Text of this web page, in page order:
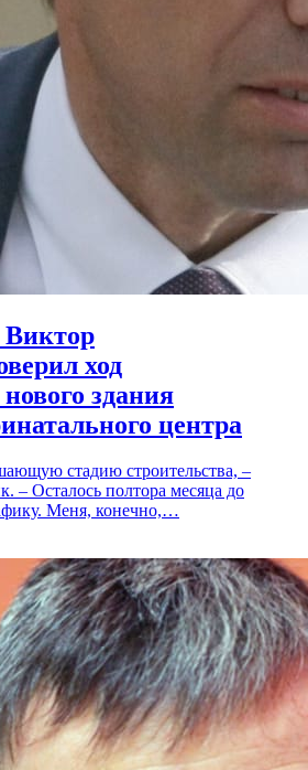
ход
здания
центра
стадию строительства, –
– Осталось полтора месяца до
Меня, конечно,…